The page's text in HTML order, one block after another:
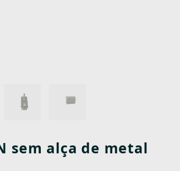
sem alça de metal